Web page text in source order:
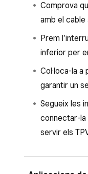
mateixa
d’aparèixer
Crea o
Selecciona
segueix
Comprova
amb el
Prem
inferior per
Col·loca-la a
garantir un
Segueix les
connectar-la
servir els